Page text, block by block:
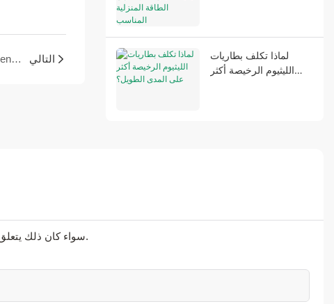
اصنع منزلك الذكي الذي يعمل بالطاقة الشمسية مع Shenzhen LEMAX التالي
لماذا تكلف بطاريات
الليثيوم الرخيصة أكثر
سواء كان ذلك يتعلق بالحلول المتطورة أو الدعم الشخصي أو التعاون السلس، فنحن هنا لنتجاوز توقعاتك.